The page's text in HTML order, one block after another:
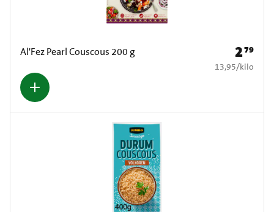
Al'Fez Pearl Couscous 200 g Prijs: €
279
€ 13,95 per kilo
13,95/kilo